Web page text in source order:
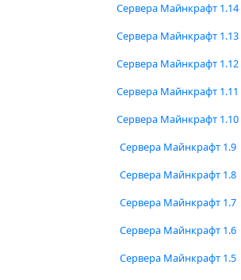
Сервера Майнкрафт 1.14
Сервера Майнкрафт 1.13
Сервера Майнкрафт 1.12
Сервера Майнкрафт 1.11
Сервера Майнкрафт 1.10
Сервера Майнкрафт 1.9
Сервера Майнкрафт 1.8
Сервера Майнкрафт 1.7
Сервера Майнкрафт 1.6
Сервера Майнкрафт 1.5